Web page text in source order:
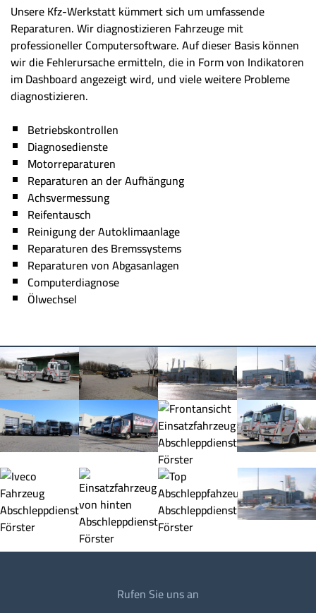
Unsere Kfz-Werkstatt kümmert sich um umfassende
Reparaturen. Wir diagnostizieren Fahrzeuge mit
professioneller Computersoftware. Auf dieser Basis können
wir die Fehlerursache ermitteln, die in Form von Indikatoren
im Dashboard angezeigt wird, und viele weitere Probleme
diagnostizieren.
Betriebskontrollen
Diagnosedienste
Motorreparaturen
Reparaturen an der Aufhängung
Achsvermessung
Reifentausch
Reinigung der Autoklimaanlage
Reparaturen des Bremssystems
Reparaturen von Abgasanlagen
Computerdiagnose
Ölwechsel
Rufen Sie uns an